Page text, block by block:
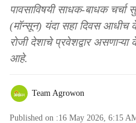
पावसाविषयी साधक-बाधक
(मॉन्सून) यंदा सहा दिवस
रोजी देशाचे प्रवेशद्वार
आहे.
Team Agrowon
Published on :16 May 2026, 6:15